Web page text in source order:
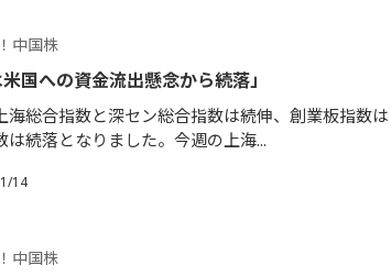
中国株
国への資金流出懸念から続落」
海総合指数と深セン総合指数は続伸、創業板指数は
続落となりました。今週の上海...
14
中国株